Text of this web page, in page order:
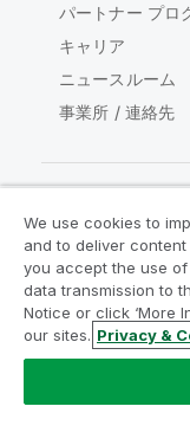
パートナー プロ
キャリア
ニュースルーム
事業所 / 連絡先
法的契約 製品
リーガルポリシー
Do Not Share My
Copyright © 1993-
We use cookies to
and to deliver content
you accept the use
data transmission to
Notice or click ‘More
our sites. Privacy &